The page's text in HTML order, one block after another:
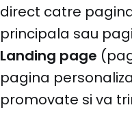
direct catre
principala sau
Landing page
pagina
promovate si va